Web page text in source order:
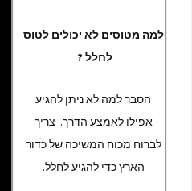
למה מטוסים לא יכולים לטוס
לחלל ?
הסבר למה לא ניתן להגיע
אפילו לאמצע הדרך. צריך
לברוח מכוח המשיכה של כדור
הארץ כדי להגיע לחלל.